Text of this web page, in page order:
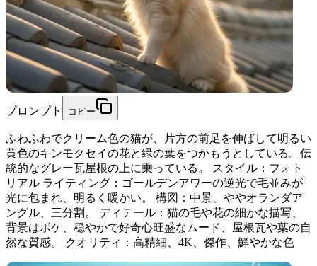
プロンプト コピー
ふわふわでクリーム色の猫が、片方の前足を伸ばして明るい
黄色のキンモクセイの花と緑の葉をつかもうとしている。伝
統的なグレー瓦屋根の上に乗っている。 スタイル：フォト
リアル ライティング：ゴールデンアワーの逆光で毛並みが
光に包まれ、明るく暖かい。 構図：中景、ややオランダア
ングル、三分割。 ディテール：猫の毛や花の細かな描写、
背景はボケ、穏やかで好奇心旺盛なムード、屋根瓦や葉の自
然な質感。 クオリティ：高精細、4K、傑作、鮮やかな色